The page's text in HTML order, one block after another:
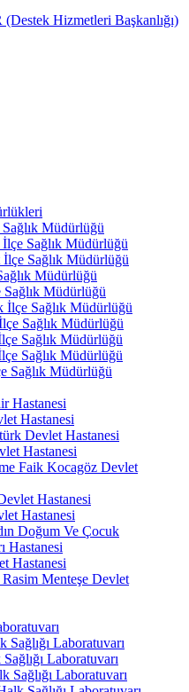
Hizmetleri Başkanlığı)
Müdürlüğü
Sağlık Müdürlüğü
Sağlık Müdürlüğü
Müdürlüğü
Müdürlüğü
İlçe Sağlık Müdürlüğü
Sağlık Müdürlüğü
Sağlık Müdürlüğü
Sağlık Müdürlüğü
Sağlık Müdürlüğü
Hastanesi
Hastanesi
Devlet Hastanesi
Hastanesi
Faik Kocagöz Devlet
Hastanesi
Hastanesi
Doğum Ve Çocuk
Hastanesi
Hastanesi
Menteşe Devlet
Sağlığı Laboratuvarı
Laboratuvarı
Sağlığı Laboratuvarı